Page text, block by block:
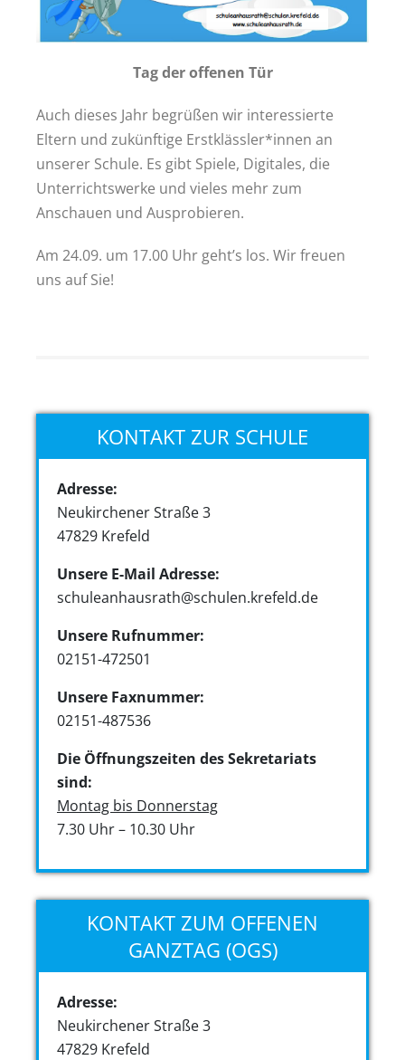
Tag der offenen Tür
Auch dieses Jahr begrüßen wir interessierte
Eltern und zukünftige Erstklässler*innen an
unserer Schule. Es gibt Spiele, Digitales, die
Unterrichtswerke und vieles mehr zum
Anschauen und Ausprobieren.
Am 24.09. um 17.00 Uhr geht’s los. Wir freuen
uns auf Sie!
KONTAKT ZUR SCHULE
Adresse:
Neukirchener Straße 3
47829 Krefeld
Unsere E-Mail Adresse:
schuleanhausrath@schulen.krefeld.de
Unsere Rufnummer:
02151-472501
Unsere Faxnummer:
02151-487536
Die Öffnungszeiten des Sekretariats
sind:
Montag bis Donnerstag
7.30 Uhr – 10.30 Uhr
KONTAKT ZUM OFFENEN
GANZTAG (OGS)
Adresse:
Neukirchener Straße 3
47829 Krefeld